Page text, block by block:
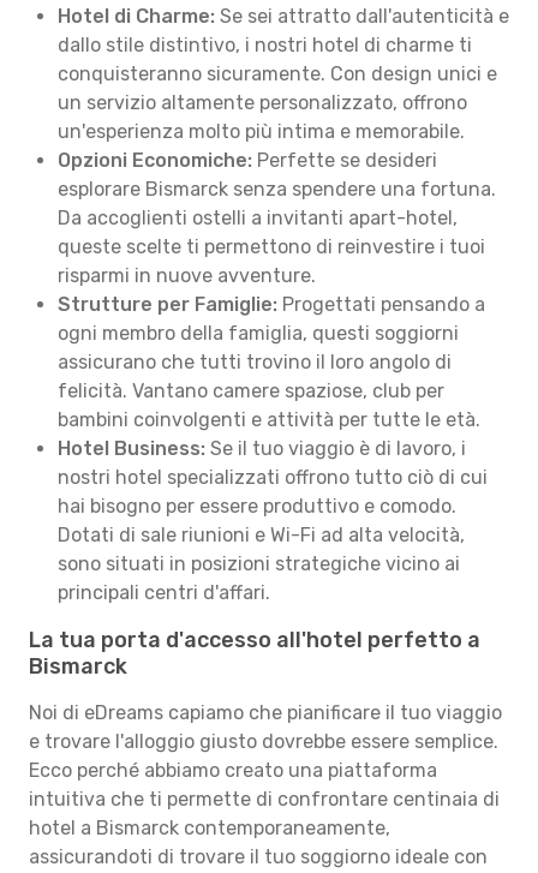
Hotel di Charme: Se sei attratto dall'autenticità e
dallo stile distintivo, i nostri hotel di charme ti
conquisteranno sicuramente. Con design unici e
un servizio altamente personalizzato, offrono
un'esperienza molto più intima e memorabile.
Opzioni Economiche: Perfette se desideri
esplorare Bismarck senza spendere una fortuna.
Da accoglienti ostelli a invitanti apart-hotel,
queste scelte ti permettono di reinvestire i tuoi
risparmi in nuove avventure.
Strutture per Famiglie: Progettati pensando a
ogni membro della famiglia, questi soggiorni
assicurano che tutti trovino il loro angolo di
felicità. Vantano camere spaziose, club per
bambini coinvolgenti e attività per tutte le età.
Hotel Business: Se il tuo viaggio è di lavoro, i
nostri hotel specializzati offrono tutto ciò di cui
hai bisogno per essere produttivo e comodo.
Dotati di sale riunioni e Wi-Fi ad alta velocità,
sono situati in posizioni strategiche vicino ai
principali centri d'affari.
La tua porta d'accesso all'hotel perfetto a
Bismarck
Noi di eDreams capiamo che pianificare il tuo viaggio
e trovare l'alloggio giusto dovrebbe essere semplice.
Ecco perché abbiamo creato una piattaforma
intuitiva che ti permette di confrontare centinaia di
hotel a Bismarck contemporaneamente,
assicurandoti di trovare il tuo soggiorno ideale con